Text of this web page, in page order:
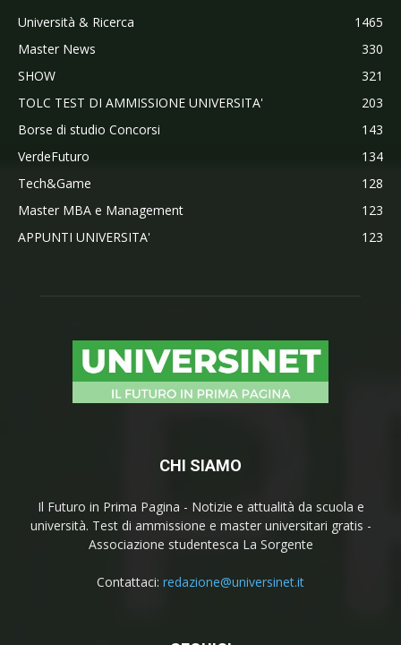
Università & Ricerca
1465
Master News
330
SHOW
321
TOLC TEST DI AMMISSIONE UNIVERSITA'
203
Borse di studio Concorsi
143
VerdeFuturo
134
Tech&Game
128
Master MBA e Management
123
APPUNTI UNIVERSITA'
123
CHI SIAMO
Il Futuro in Prima Pagina - Notizie e attualità da scuola e
università. Test di ammissione e master universitari gratis -
Associazione studentesca La Sorgente
Contattaci: redazione@universinet.it